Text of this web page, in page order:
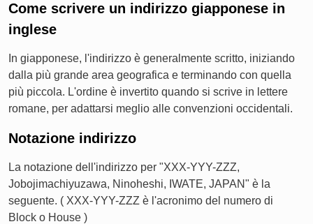
Come scrivere un indirizzo giapponese in
inglese
In giapponese, l'indirizzo è generalmente scritto, iniziando
dalla più grande area geografica e terminando con quella
più piccola. L'ordine è invertito quando si scrive in lettere
romane, per adattarsi meglio alle convenzioni occidentali.
Notazione indirizzo
La notazione dell'indirizzo per "XXX-YYY-ZZZ,
Jobojimachiyuzawa, Ninoheshi, IWATE, JAPAN" è la
seguente. ( XXX-YYY-ZZZ è l'acronimo del numero di
Block o House )